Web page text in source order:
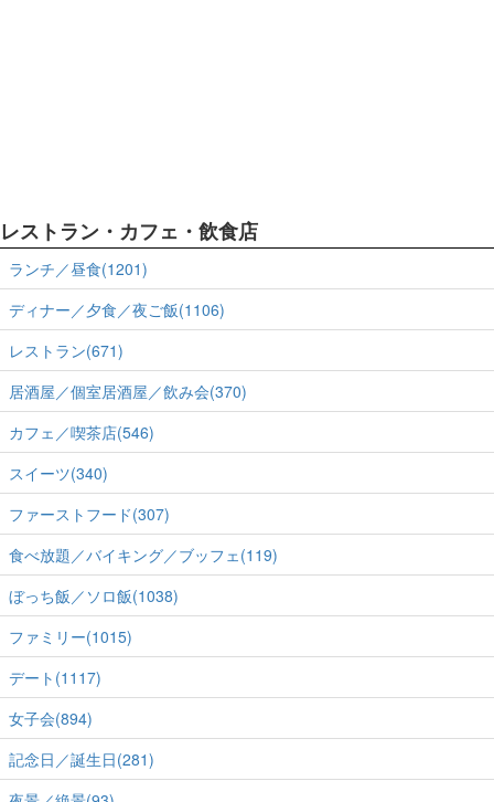
レストラン・カフェ・飲食店
ランチ／昼食(1201)
ディナー／夕食／夜ご飯(1106)
レストラン(671)
居酒屋／個室居酒屋／飲み会(370)
カフェ／喫茶店(546)
スイーツ(340)
ファーストフード(307)
食べ放題／バイキング／ブッフェ(119)
ぼっち飯／ソロ飯(1038)
ファミリー(1015)
デート(1117)
女子会(894)
記念日／誕生日(281)